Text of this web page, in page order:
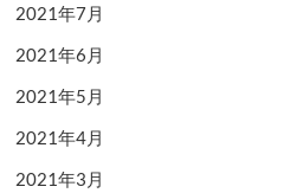
2021年7月
2021年6月
2021年5月
2021年4月
2021年3月